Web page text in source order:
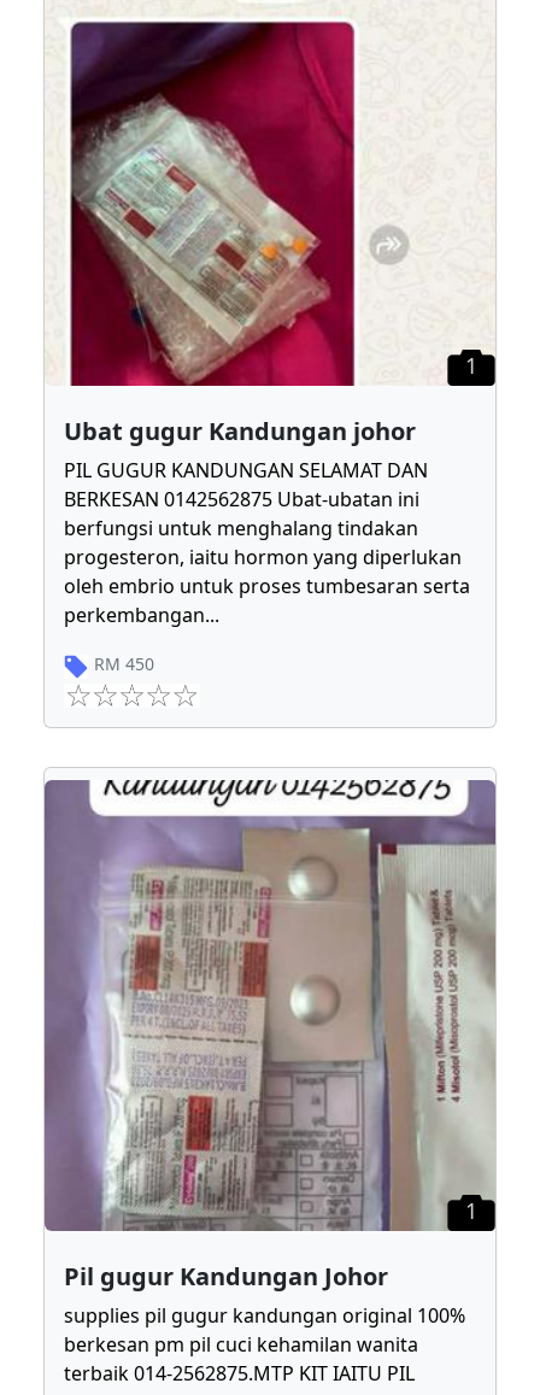
1
Ubat gugur Kandungan johor
PIL GUGUR KANDUNGAN SELAMAT DAN
BERKESAN 0142562875 Ubat-ubatan ini
berfungsi untuk menghalang tindakan
progesteron, iaitu hormon yang diperlukan
oleh embrio untuk proses tumbesaran serta
perkembangan...
RM 450
1
Pil gugur Kandungan Johor
supplies pil gugur kandungan original 100%
berkesan pm pil cuci kehamilan wanita
terbaik 014-2562875.MTP KIT IAITU PIL